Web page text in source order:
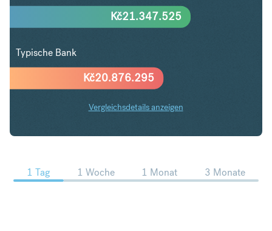
Kč20.876.295
Kč21.347.525
Typische Bank
Vergleichsdetails anzeigen
CHF in CZK Trends
1 Tag 1 Woche 1 Monat 3 Monate